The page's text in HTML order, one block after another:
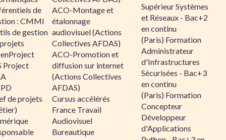
de
: CMMI
de gestion
Project
de projets
ACO-Montage et
étalonnage
audiovisuel (Actions
Collectives AFDAS)
ACO-Promotion et
diffusion sur internet
(Actions Collectives
AFDAS)
Cursus accélérés
France Travail
Audiovisuel
Bureautique
Supérieur Systèmes
et Réseaux - Bac+2
en continu
(Paris) Formation
Administrateur
d'Infrastructures
Sécurisées - Bac+3
en continu
(Paris) Formation
Concepteur
Développeur
d'Applications